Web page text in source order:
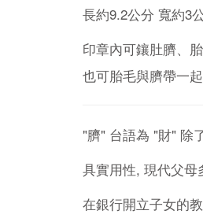
長約9.2公分 寬約3
印章內可鑲肚臍、
也可胎毛與臍帶一
"臍" 台語為 "財" 除
具實用性, 現代父
在銀行開立子女的